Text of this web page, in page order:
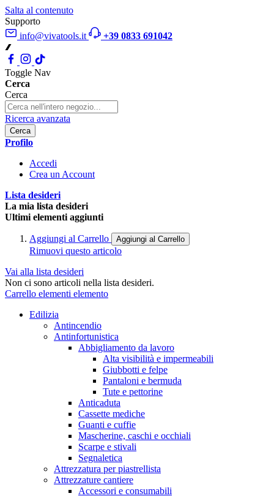
Salta al contenuto
Supporto
info@vivatools.it
+39 0833 691042
Toggle Nav
Cerca
Cerca
Ricerca avanzata
Cerca
Profilo
Accedi
Crea un Account
Lista desideri
La mia lista desideri
Ultimi elementi aggiunti
Aggiungi al Carrello Aggiungi al Carrello
Rimuovi questo articolo
Vai alla lista desideri
Non ci sono articoli nella lista desideri.
Carrello elementi elemento
Edilizia
Antincendio
Antinfortunistica
Abbigliamento da lavoro
Alta visibilità e impermeabili
Giubbotti e felpe
Pantaloni e bermuda
Tute e pettorine
Anticaduta
Cassette mediche
Guanti e cuffie
Mascherine, caschi e occhiali
Scarpe e stivali
Segnaletica
Attrezzatura per piastrellista
Attrezzature cantiere
Accessori e consumabili